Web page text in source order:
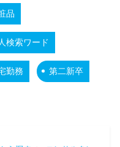
品
検索ワード
勤務 第二新卒